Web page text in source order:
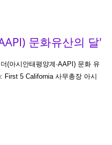
문화유산의 달'
(아시안태평양계·AAPI) 문화 유
First 5 California 사무총장 아시